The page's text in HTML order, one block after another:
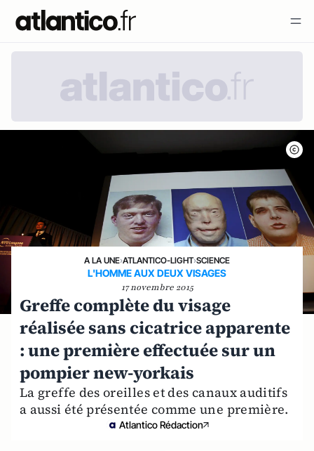
A LA UNE›ATLANTICO-LIGHT›SCIENCE
L'HOMME AUX DEUX VISAGES
17 novembre 2015
Greffe complète du visage
réalisée sans cicatrice apparente
: une première effectuée sur un
pompier new-yorkais
La greffe des oreilles et des canaux auditifs
a aussi été présentée comme une première.
Atlantico Rédaction